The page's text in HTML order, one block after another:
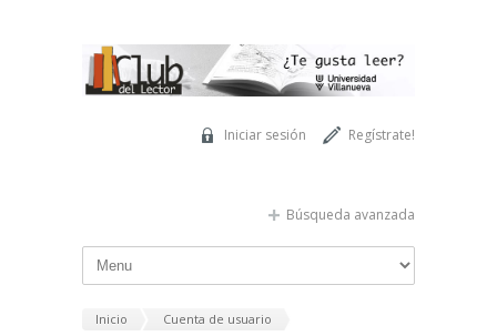
Regístrate!
Iniciar sesión
Búsqueda avanzada
Inicio Cuenta de usuario